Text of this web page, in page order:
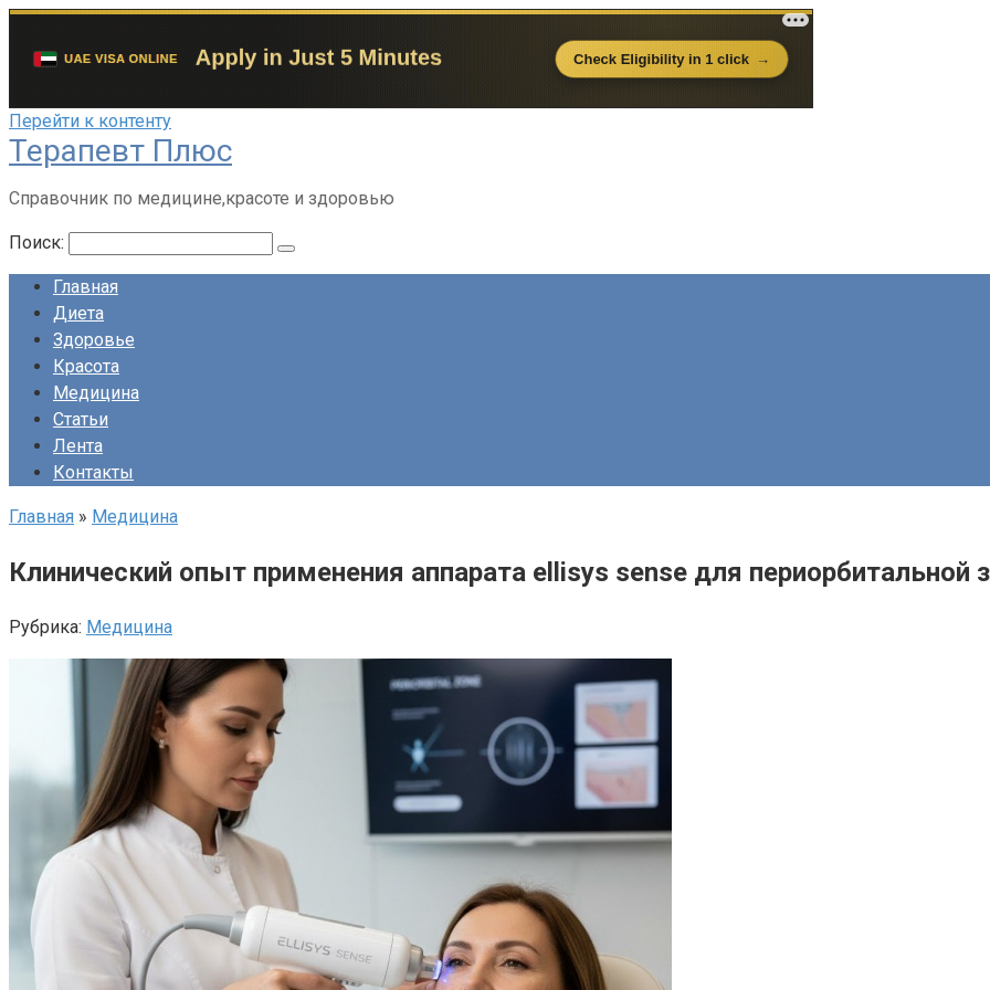
Перейти к контенту
Терапевт Плюс
Справочник по медицине,красоте и здоровью
Поиск:
Главная
Диета
Здоровье
Красота
Медицина
Статьи
Лента
Контакты
Главная » Медицина
Клинический опыт применения аппарата ellisys sense для периорбитальной
Рубрика: Медицина